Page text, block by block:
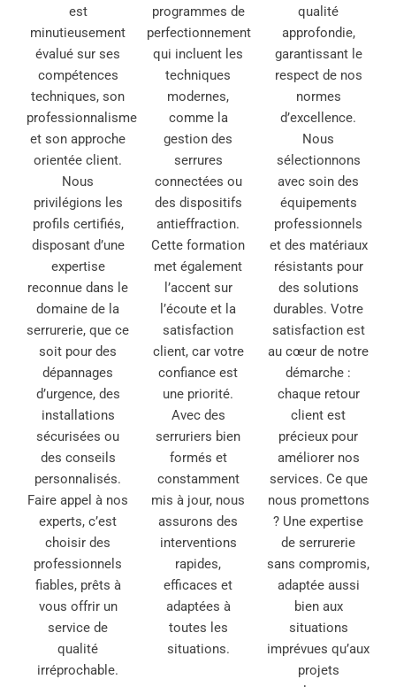
est
minutieusement
évalué sur ses
compétences
techniques, son
professionnalisme
et son approche
orientée client.
Nous
privilégions les
profils certifiés,
disposant d’une
expertise
reconnue dans le
domaine de la
serrurerie, que ce
soit pour des
dépannages
d’urgence, des
installations
sécurisées ou
des conseils
personnalisés.
Faire appel à nos
experts, c’est
choisir des
professionnels
fiables, prêts à
vous offrir un
service de
qualité
irréprochable.
programmes de
perfectionnement
qui incluent les
techniques
modernes,
comme la
gestion des
serrures
connectées ou
des dispositifs
antieffraction.
Cette formation
met également
l’accent sur
l’écoute et la
satisfaction
client, car votre
confiance est
une priorité.
Avec des
serruriers bien
formés et
constamment
mis à jour, nous
assurons des
interventions
rapides,
efficaces et
adaptées à
toutes les
situations.
qualité
approfondie,
garantissant le
respect de nos
normes
d’excellence.
Nous
sélectionnons
avec soin des
équipements
professionnels
et des matériaux
résistants pour
des solutions
durables. Votre
satisfaction est
au cœur de notre
démarche :
chaque retour
client est
précieux pour
améliorer nos
services. Ce que
nous promettons
? Une expertise
de serrurerie
sans compromis,
adaptée aussi
bien aux
situations
imprévues qu’aux
projets